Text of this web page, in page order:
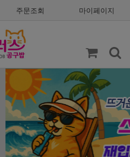
주문조회 마이페이지